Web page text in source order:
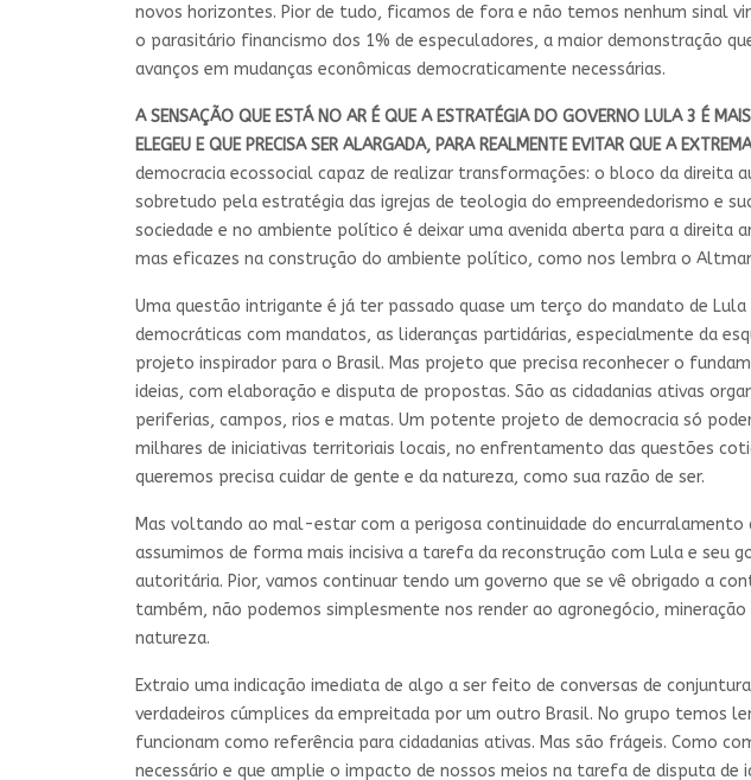
novos horizontes. Pior de tudo, ficamos de fora e não temos nenhum sinal
o parasitário financismo dos 1% de especuladores, a maior demonstração
avanços em mudanças econômicas democraticamente necessárias.
A SENSAÇÃO QUE ESTÁ NO AR É QUE A ESTRATÉGIA DO GOVERNO LULA 3 É
ELEGEU E QUE PRECISA SER ALARGADA, PARA REALMENTE EVITAR QUE A
democracia ecossocial capaz de realizar transformações: o bloco da
sobretudo pela estratégia das igrejas de teologia do empreendedorismo e
sociedade e no ambiente político é deixar uma avenida aberta para a direita
mas eficazes na construção do ambiente político, como nos lembra o
Uma questão intrigante é já ter passado quase um terço do mandato de
democráticas com mandatos, as lideranças partidárias, especialmente da
projeto inspirador para o Brasil. Mas projeto que precisa reconhecer o
ideias, com elaboração e disputa de propostas. São as cidadanias ativas
periferias, campos, rios e matas. Um potente projeto de democracia só
milhares de iniciativas territoriais locais, no enfrentamento das questões
queremos precisa cuidar de gente e da natureza, como sua razão de ser.
Mas voltando ao mal-estar com a perigosa continuidade do
assumimos de forma mais incisiva a tarefa da reconstrução com Lula e seu
autoritária. Pior, vamos continuar tendo um governo que se vê obrigado a
também, não podemos simplesmente nos render ao agronegócio,
natureza.
Extraio uma indicação imediata de algo a ser feito de conversas de
verdadeiros cúmplices da empreitada por um outro Brasil. No grupo temos
funcionam como referência para cidadanias ativas. Mas são frágeis. Como
necessário e que amplie o impacto de nossos meios na tarefa de disputa